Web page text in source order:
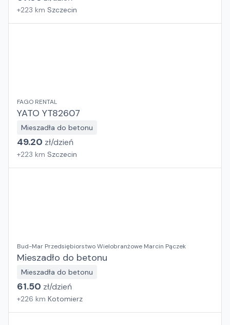
+223 km Szczecin
FAGO RENTAL
YATO YT82607
Mieszadła do betonu
49.20 zł/dzień
+223 km Szczecin
Bud-Mar Przedsiębiorstwo Wielobranżowe Marcin Pączek
Mieszadło do betonu
Mieszadła do betonu
61.50 zł/dzień
+226 km Kotomierz